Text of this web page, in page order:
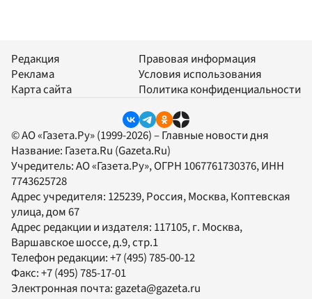
Редакция
Реклама
Карта сайта
Правовая информация
Условия использования
Политика конфиденциальности
© АО «Газета.Ру» (1999-2026) – Главные новости дня
Название: Газета.Ru (Gazeta.Ru)
Учредитель:АО «Газета.Ру», ОГРН 1067761730376, ИНН
7743625728
Адрес учредителя: 125239, Россия, Москва, Коптевская
улица, дом 67
Адрес редакции и издателя: 117105, г. Москва,
Варшавское шоссе, д.9, стр.1
Телефон редакции:+7 (495) 785-00-12
Факс:+7 (495) 785-17-01
Электронная почта:gazeta@gazeta.ru